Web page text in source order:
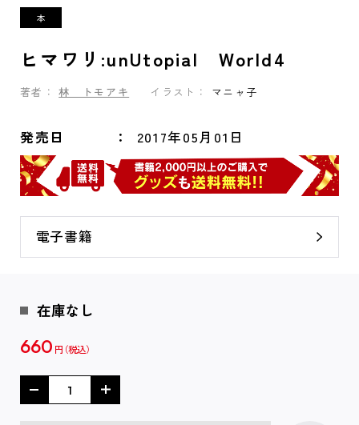
ヒマワリ:unUtopial World4
著者： 林 トモアキ イラスト： マニャ子
発売日 2017年05月01日
電子書籍
在庫なし
660 円